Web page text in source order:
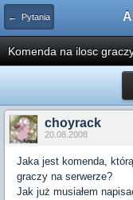
← Pytania
Komenda na ilosc
choyrack
20.08.2008
Jaka jest komenda,
graczy na serwerze?
Jak już musiałem